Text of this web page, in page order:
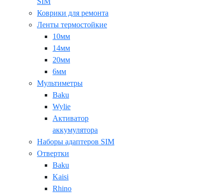
Коврики для ремонта
Ленты термостойкие
10мм
14мм
20мм
6мм
Мультиметры
Baku
Wylie
Активатор
аккумулятора
Наборы адаптеров SIM
Отвертки
Baku
Kaisi
Rhino